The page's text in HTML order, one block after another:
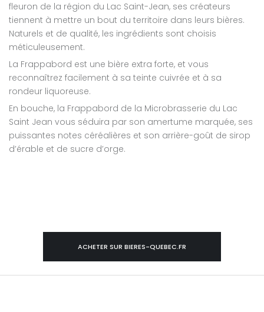
fleuron de la région du Lac Saint-Jean, ses créateurs
tiennent à mettre un bout du territoire dans leurs bières.
Naturels et de qualité, les ingrédients sont choisis
méticuleusement.
La Frappabord est une bière extra forte, et vous
reconnaîtrez facilement à sa teinte cuivrée et à sa
rondeur liquoreuse.
En bouche, la Frappabord de la Microbrasserie du Lac
Saint Jean vous séduira par son amertume marquée, ses
puissantes notes céréalières et son arrière-goût de sirop
d’érable et de sucre d’orge.
ACHETER SUR BIERES-QUEBEC.FR